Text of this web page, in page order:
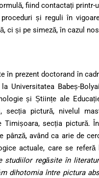
fiind contactați
proceduri și reguli în
ci și pe simeză, în cazul
în prezent doctorand în
Universitatea Babeș-
și Științe ale
secția pictură, nivelul
Timișoara, secția pictură.
pânză, având ca arie de
actuale, care se
studiilor regăsite în
dihotomia între pictura